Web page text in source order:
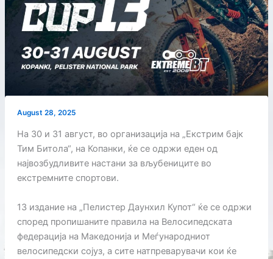
August 28, 2025
На 30 и 31 август, во организација на „Екстрим бајк
Тим Битола“, на Копанки, ќе се одржи еден од
највозбудливите настани за вљубениците во
екстремните спортови.
13 издание на „Пелистер Даунхил Купот“ ќе се одржи
според пропишаните правила на Велосипедската
федерација на Македонија и Меѓународниот
велосипедски сојуз, а сите натпреварувачи кои ќе